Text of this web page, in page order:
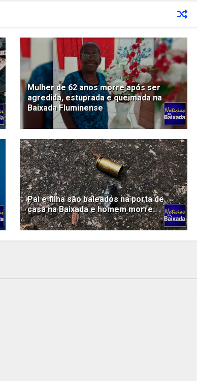
Mulher de 62 anos morre após ser
agredida, estuprada e queimada na
Baixada Fluminense
Pai e filha são baleados na porta de
casa na Baixada e homem morre